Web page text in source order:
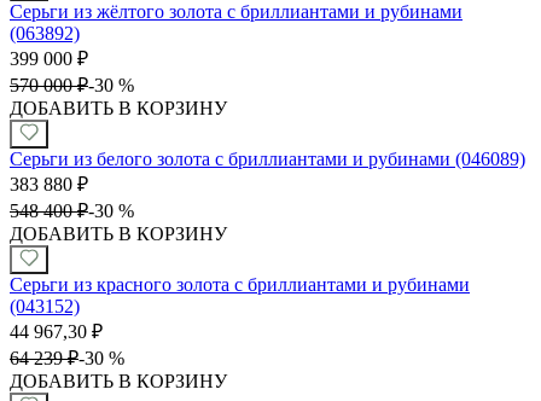
Серьги из жёлтого золота с бриллиантами и рубинами
(063892)
399 000 ₽
570 000 ₽-30 %
ДОБАВИТЬ В КОРЗИНУ
Серьги из белого золота с бриллиантами и рубинами (046089)
383 880 ₽
548 400 ₽-30 %
ДОБАВИТЬ В КОРЗИНУ
Серьги из красного золота с бриллиантами и рубинами
(043152)
44 967,30 ₽
64 239 ₽-30 %
ДОБАВИТЬ В КОРЗИНУ